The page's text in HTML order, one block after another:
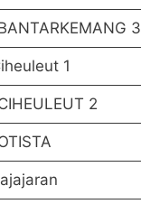
3
1
2